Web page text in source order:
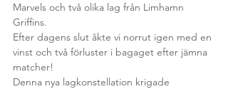
Marvels och två olika lag från Limhamn
Griffins.
Efter dagens slut åkte vi norrut igen med en
vinst och två förluster i bagaget efter jämna
matcher!
Denna nya lagkonstellation krigade